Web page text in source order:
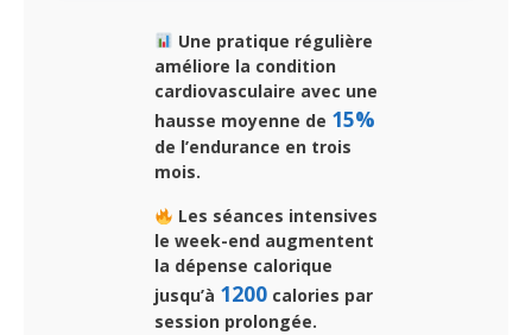
Une pratique régulière
améliore la condition
cardiovasculaire avec une
hausse moyenne de 15%
de l’endurance en trois
mois.
Les séances intensives
le week-end augmentent
la dépense calorique
jusqu’à 1200 calories par
session prolongée.